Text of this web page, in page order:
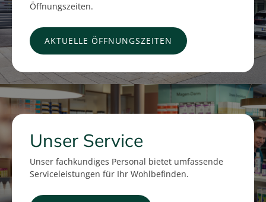
Öffnungszeiten.
AKTUELLE ÖFFNUNGSZEITEN
Unser Service
Unser fachkundiges Personal bietet umfassende
Serviceleistungen für Ihr Wohlbefinden.